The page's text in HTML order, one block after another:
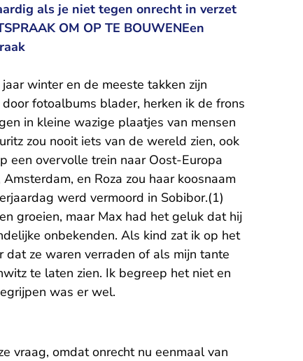
als je niet tegen onrecht in verzet
OM OP TE BOUWENEen
winter en de meeste takken zijn
fotoalbums blader, herken ik de frons
in kleine wazige plaatjes van mensen
zou nooit iets van de wereld zien, ook
een overvolle trein naar Oost-Europa
en Roza zou haar koosnaam
werd vermoord in Sobibor.(1)
groeien, maar Max had het geluk dat hij
onbekenden. Als kind zat ik op het
ze waren verraden of als mijn tante
te laten zien. Ik begreep het niet en
was er wel.
vraag, omdat onrecht nu eenmaal van